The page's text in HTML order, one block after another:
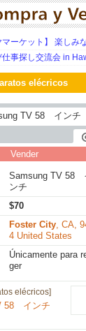
マーケット】 楽しみ
事探し交流会 in
elécricos
Vender
Samsung TV 58
ンチ
$70
Foster City, CA,
4 United States
Únicamente para
ger
elécricos]
58 インチ